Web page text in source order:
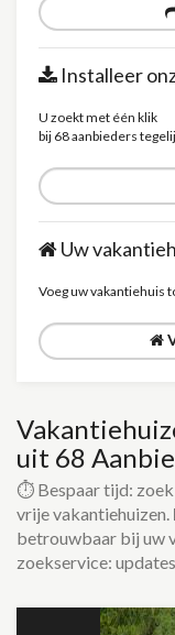
Installeer
U zoekt met één klik
bij 68 aanbieders
Uw
Voeg uw vakantiehuis
uit 68
⏱️ Bespaar tijd:
vrije vakantiehuizen.
betrouwbaar bij uw
zoekservice: